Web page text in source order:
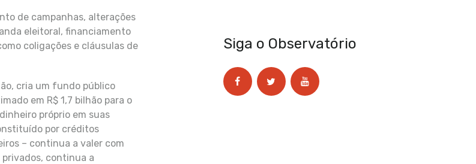
de campanhas, alterações
eleitoral, financiamento
coligações e cláusulas de
cria um fundo público
em R$ 1,7 bilhão para o
próprio em suas
por créditos
– continua a valer com
privados, continua a
Siga o Observatório